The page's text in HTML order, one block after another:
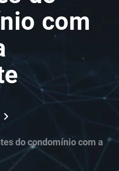
com
do condomínio com a